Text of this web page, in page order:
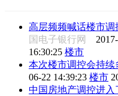
高层频频喊话楼市
国电子银行网
16:30:25 楼市
本次楼市调控会持续
06-22 14:39:23 楼市
中国房地产调控进入